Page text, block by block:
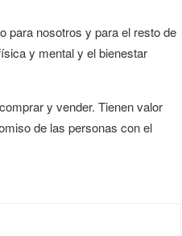
para nosotros y para el resto de
y mental y el bienestar
y vender. Tienen valor
de las personas con el